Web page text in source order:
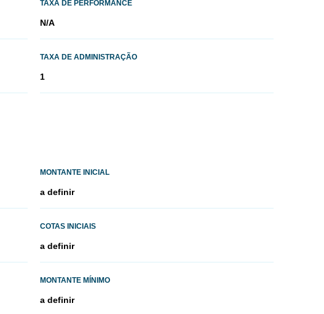
TAXA DE PERFORMANCE
N/A
TAXA DE ADMINISTRAÇÃO
1
MONTANTE INICIAL
a definir
COTAS INICIAIS
a definir
MONTANTE MÍNIMO
a definir